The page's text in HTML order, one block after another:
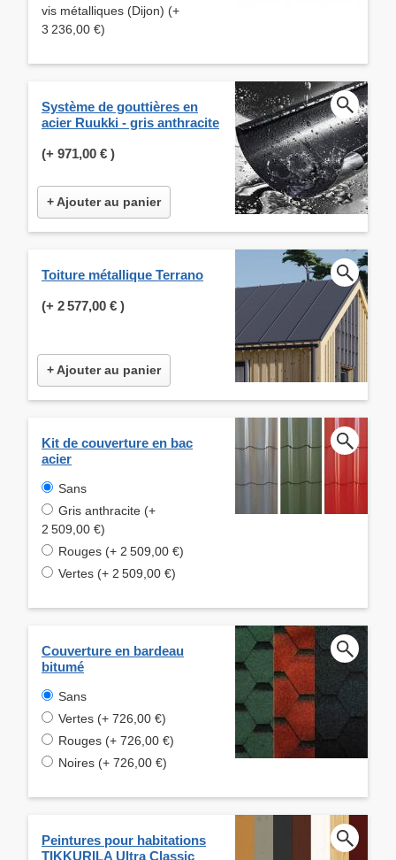
vis métalliques (Dijon) (+
3 236,00 €)
Système de gouttières en
acier Ruukki - gris anthracite
(+ 971,00 € )
+ Ajouter au panier
Toiture métallique Terrano
(+ 2 577,00 € )
+ Ajouter au panier
Kit de couverture en bac
acier
Sans
Gris anthracite (+
2 509,00 €)
Rouges (+ 2 509,00 €)
Vertes (+ 2 509,00 €)
Couverture en bardeau
bitumé
Sans
Vertes (+ 726,00 €)
Rouges (+ 726,00 €)
Noires (+ 726,00 €)
Peintures pour habitations
TIKKURILA Ultra Classic